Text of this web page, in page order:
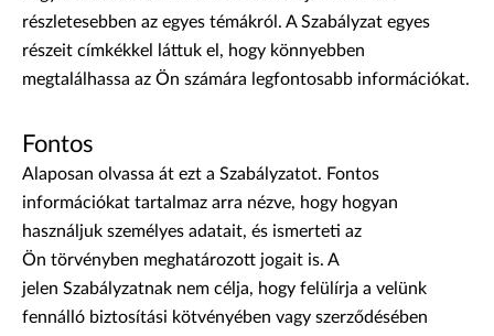
részletesebben az egyes témákról. A Szabályzat egyes
részeit címkékkel láttuk el, hogy könnyebben
megtalálhassa az Ön számára legfontosabb információkat.
Fontos
Alaposan olvassa át ezt a Szabályzatot. Fontos
információkat tartalmaz arra nézve, hogy hogyan
használjuk személyes adatait, és ismerteti az
Ön törvényben meghatározott jogait is. A
jelen Szabályzatnak nem célja, hogy felülírja a velünk
fennálló biztosítási kötvényében vagy szerződésében